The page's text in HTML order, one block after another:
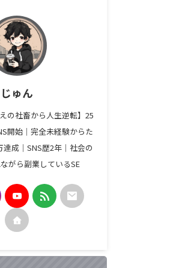
じゅん
の社畜から人生逆転】25
開始｜完全未経験からた
達成｜SNS歴2年｜社会の
がら副業しているSE